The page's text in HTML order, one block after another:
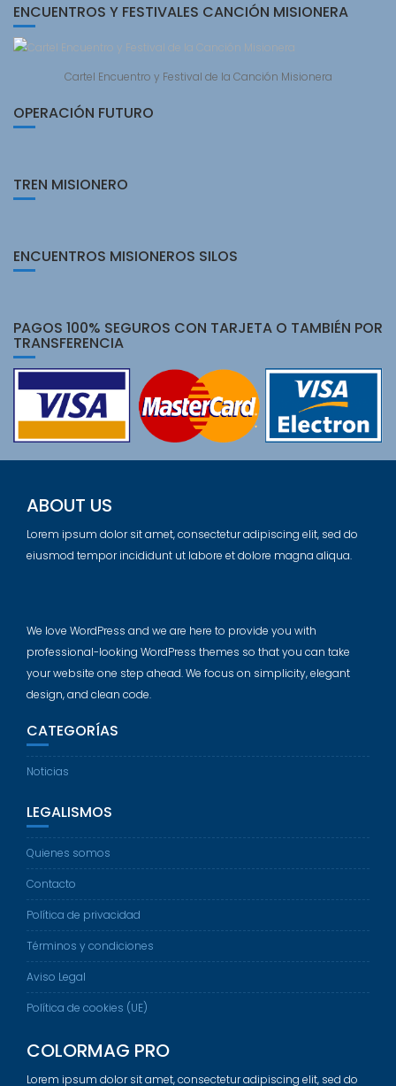
ENCUENTROS Y FESTIVALES CANCIÓN MISIONERA
Cartel Encuentro y Festival de la Canción Misionera
OPERACIÓN FUTURO
TREN MISIONERO
ENCUENTROS MISIONEROS SILOS
PAGOS 100% SEGUROS CON TARJETA O TAMBIÉN POR
TRANSFERENCIA
ABOUT US
Lorem ipsum dolor sit amet, consectetur adipiscing elit, sed do
eiusmod tempor incididunt ut labore et dolore magna aliqua.
We love WordPress and we are here to provide you with
professional-looking WordPress themes so that you can take
your website one step ahead. We focus on simplicity, elegant
design, and clean code.
CATEGORÍAS
Noticias
LEGALISMOS
Quienes somos
Contacto
Política de privacidad
Términos y condiciones
Aviso Legal
Política de cookies (UE)
COLORMAG PRO
Lorem ipsum dolor sit amet, consectetur adipiscing elit, sed do